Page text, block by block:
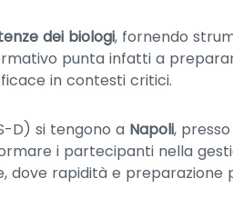
dei biologi, fornendo
punta infatti a
in contesti critici.
D) si tengono a Napoli,
i partecipanti nella
dove rapidità e preparazione